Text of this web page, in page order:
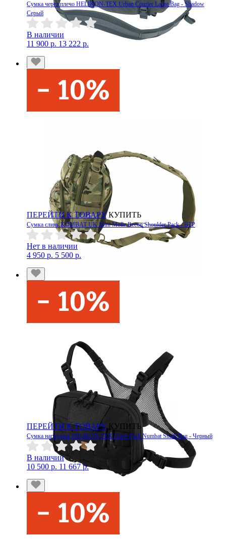
Сумка через плечо HELIKON-TEX Urban Courier Large Bag - Shadow
Серый
В наличии
11 900 р. 13 222 р.
ПЕРЕЙТИ К ТОВАРУ КУПИТЬ
Сумка слинг KOMBAT UK Mini Molle Recon Shoulder Pack - BTP
Нет в наличии
4 950 р. 5 500 р.
ПЕРЕЙТИ К ТОВАРУ КУПИТЬ
Сумка нагрудная HELIKON-TEX Chest Pack Numbat Small Bag - Черный
В наличии
10 500 р. 11 667 р.